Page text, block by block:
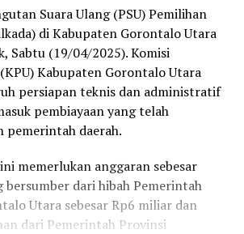
Suara Ulang (PSU) Pemilihan
di Kabupaten Gorontalo Utara
Sabtu (19/04/2025). Komisi
Kabupaten Gorontalo Utara
persiapan teknis dan administratif
pembiayaan yang telah
pemerintah daerah.
memerlukan anggaran sebesar
bersumber dari hibah Pemerintah
Utara sebesar Rp6 miliar dan
dari Pemerintah Provinsi